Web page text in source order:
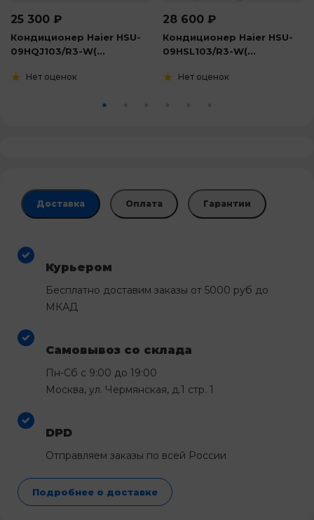
25 300 ₽
Кондиционер Haier HSU-
09HQJ103/R3-W(...
Нет оценок
28 600 ₽
Кондиционер Haier HSU-
09HSL103/R3-W(...
Нет оценок
Доставка Оплата Гарантии
Курьером
Бесплатно доставим заказы от 5000 руб до
МКАД
Самовывоз со склада
Пн-Сб с 9:00 до 19:00
Москва, ул. Чермянская, д.1 стр. 1
DPD
Отправляем заказы по всей России
Подробнее о доставке